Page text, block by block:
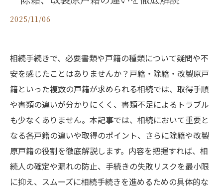
2025/11/06
相続手続きで、必要書類や戸籍の種類について疑問や不
安を感じたことはありませんか？戸籍・除籍・改製原戸
籍といった複数の戸籍が求められる相続では、取得手順
や書類の違いが分かりにくく、書類不足によるトラブル
も少なくありません。本記事では、相続において重要と
なる各戸籍の違いや取得のポイント、さらに除籍や改製
原戸籍の役割を徹底解説します。内容を把握すれば、相
続人の確定や漏れの防止、手続きの失敗リスクを最小限
に抑え、スムーズに相続手続きを進めるための具体的な